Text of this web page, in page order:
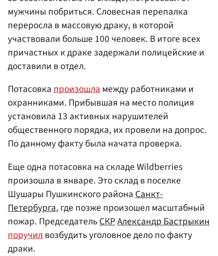
мужчины побриться. Словесная перепалка
переросла в массовую драку, в которой
участвовали больше 100 человек. В итоге всех
причастных к драке задержали полицейские и
доставили в отдел.
Потасовкапроизошламежду работниками и
охранниками. Прибывшая на место полиция
установила 13 активных нарушителей
общественного порядка, их провели на допрос.
По данному факту была начата проверка.
Еще одна потасовка на складе Wildberries
произошла в январе. Это склад в поселке
Шушары Пушкинского района Санкт-
Петербурга, где позже произошел масштабный
пожар. ПредседательСКРАлександр Бастрыкин
поручил возбудить уголовное дело по факту
драки.